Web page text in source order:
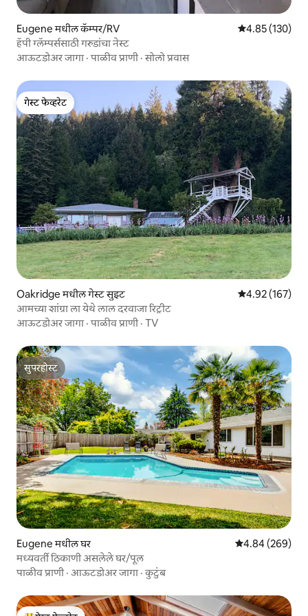
Eugene मधील कॅम्पर/RV 5 पैकी 4.85
4.85 (130)
हॅपी ग्लॅम्पर्ससाठी गरुडांचा नेस्ट
आऊटडोअर जागा ·पाळीव प्राणी ·सोलो प्रवास
गेस्ट फेव्हरेट
गेस्ट फेव्हरेट
Oakridge मधील गेस्ट सुइट 5 पैकी 4.92
4.92 (167)
आमच्या शांग्रा ला येथे लाल दरवाजा रिट्रीट
आऊटडोअर जागा ·पाळीव प्राणी · TV
सुपरहोस्ट
सुपरहोस्ट
Eugene मधील घर 5 पैकी 4.84
4.84 (269)
मध्यवर्ती ठिकाणी असलेले घर/पूल
पाळीव प्राणी · आऊटडोअर जागा ·कुटुंब